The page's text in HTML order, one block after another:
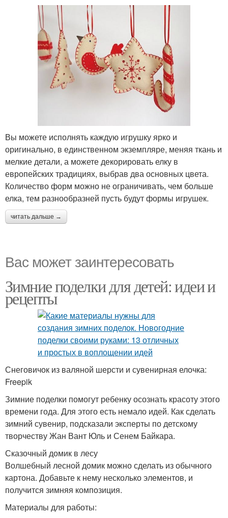
Вы можете исполнять каждую игрушку ярко и
оригинально, в единственном экземпляре, меняя ткань и
мелкие детали, а можете декорировать елку в
европейских традициях, выбрав два основных цвета.
Количество форм можно не ограничивать, чем больше
елка, тем разнообразней пусть будут формы игрушек.
читать дальше →
Вас может заинтересовать
Зимние поделки для детей: идеи и
рецепты
Снеговичок из валяной шерсти и сувенирная елочка:
Freepik
Зимние поделки помогут ребенку осознать красоту этого
времени года. Для этого есть немало идей. Как сделать
зимний сувенир, подсказали эксперты по детскому
творчеству Жан Вант Юль и Сенем Байкара.
Сказочный домик в лесу
Волшебный лесной домик можно сделать из обычного
картона. Добавьте к нему несколько элементов, и
получится зимняя композиция.
Материалы для работы: